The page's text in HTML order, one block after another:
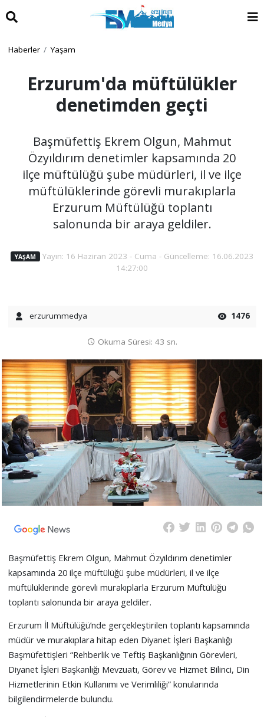
Haberler Yaşam
Erzurum'da müftülükler
denetimden geçti
Başmüfettiş Ekrem Olgun, Mahmut
Özyıldırım denetimler kapsamında 20
ilçe müftülüğü şube müdürleri, il ve ilçe
müftülüklerinde görevli murakıplarla
Erzurum Müftülüğü toplantı
salonunda bir araya geldiler.
YAŞAM Yayın: 16 Haziran 2023 - Cuma - Güncelleme: 16.06.2023
14:27:00
erzurummedya 1476
Okuma Süresi: 43 sn.
Başmüfettiş Ekrem Olgun, Mahmut Özyıldırım denetimler
kapsamında 20 ilçe müftülüğü şube müdürleri, il ve ilçe
müftülüklerinde görevli murakıplarla Erzurum Müftülüğü
toplantı salonunda bir araya geldiler.
Erzurum İl Müftülüğü’nde gerçekleştirilen toplantı kapsamında
müdür ve murakıplara hitap eden Diyanet İşleri Başkanlığı
Başmüfettişleri “Rehberlik ve Teftiş Başkanlığının Görevleri,
Diyanet İşleri Başkanlığı Mevzuatı, Görev ve Hizmet Bilinci, Din
Hizmetlerinin Etkin Kullanımı ve Verimliliği” konularında
bilgilendirmelerde bulundu.